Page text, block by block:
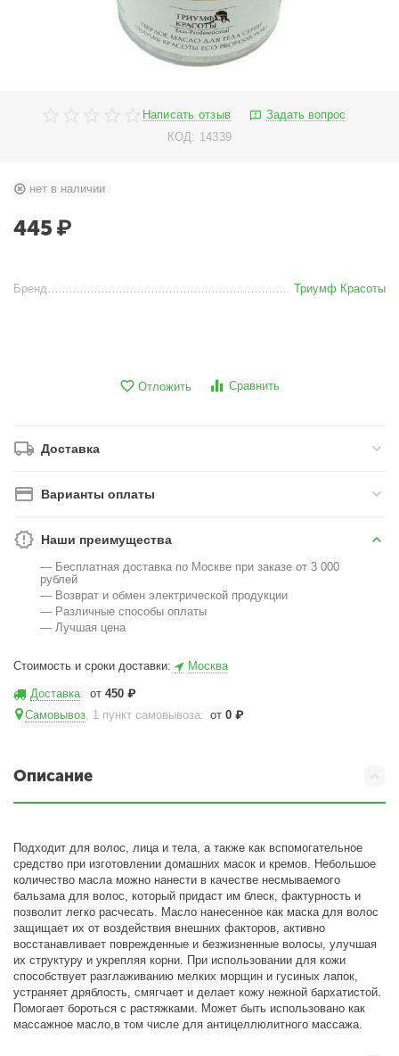
Написать отзыв
Задать вопрос
КОД: 14339
нет в наличии
445 ₽
Бренд Триумф Красоты
Отложить Сравнить
Доставка
Варианты оплаты
Наши преимущества
— Бесплатная доставка по Москве при заказе от 3 000
рублей
— Возврат и обмен электрической продукции
— Различные способы оплаты
— Лучшая цена
Стоимость и сроки доставки: Москва
Доставка: от450 ₽
Самовывоз, 1 пункт самовывоза: от0 ₽
Описание
Подходит для волос, лица и тела, а также как вспомогательное
средство при изготовлении домашних масок и кремов. Небольшое
количество масла можно нанести в качестве несмываемого
бальзама для волос, который придаст им блеск, фактурность и
позволит легко расчесать. Масло нанесенное как маска для волос
защищает их от воздействия внешних факторов, активно
восстанавливает поврежденные и безжизненные волосы, улучшая
их структуру и укрепляя корни. При использовании для кожи
способствует разглаживанию мелких морщин и гусиных лапок,
устраняет дряблость, смягчает и делает кожу нежной бархатистой.
Помогает бороться с растяжками. Может быть использовано как
массажное масло,в том числе для антицеллюлитного массажа.